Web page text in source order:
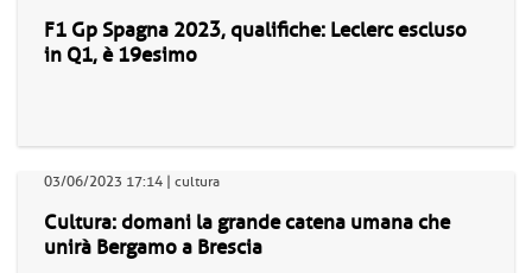
F1 Gp Spagna 2023, qualifiche: Leclerc escluso
in Q1, è 19esimo
03/06/2023 17:14 | cultura
Cultura: domani la grande catena umana che
unirà Bergamo a Brescia